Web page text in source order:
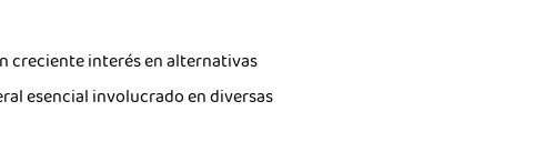
creciente interés en alternativas
esencial involucrado en diversas